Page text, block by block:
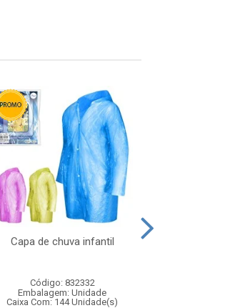
Capa de chuva infantil
Código: 832332
Embalagem: Unidade
Caixa Com: 144 Unidade(s)